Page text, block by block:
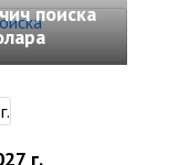
поиска
г.